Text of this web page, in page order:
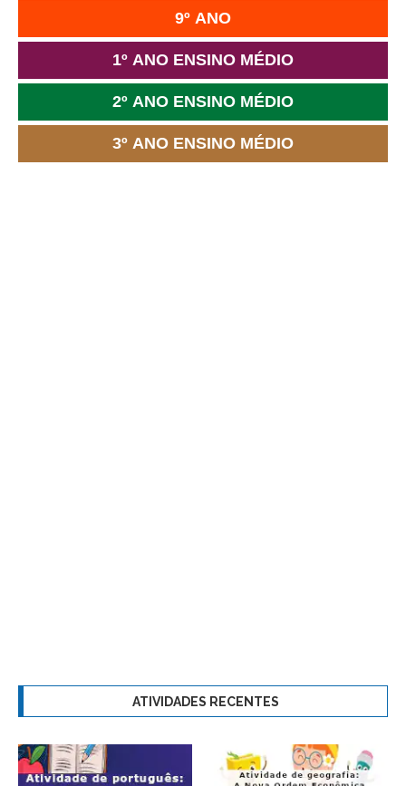
9º ANO
1º ANO ENSINO MÉDIO
2º ANO ENSINO MÉDIO
3º ANO ENSINO MÉDIO
ATIVIDADES RECENTES